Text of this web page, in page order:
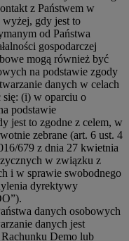
z Państwem w
gdy jest to
od Państwa
gospodarczej
mogą również być
na podstawie zgody
danych w celach
się: (i) w oparciu o
podstawie
jest to zgodne z celem, w
zebrane (art. 6 ust. 4
679 z dnia 27 kwietnia
w związku z
i w sprawie swobodnego
dyrektywy
danych osobowych
danych jest
Demo lub